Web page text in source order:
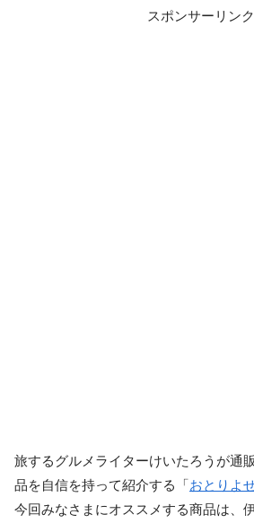
スポンサーリンク
旅するグルメライターけいたろうが通
品を自信を持って紹介する「おとりよ
今回みなさまにオススメする商品は、